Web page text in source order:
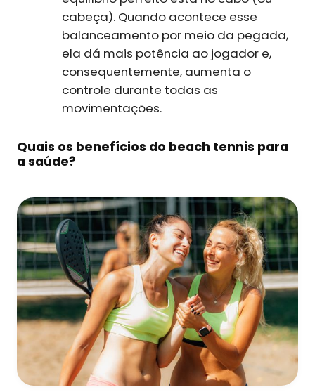
cabeça). Quando acontece esse
balanceamento por meio da pegada,
ela dá mais potência ao jogador e,
consequentemente, aumenta o
controle durante todas as
movimentações.
Quais os benefícios do beach tennis para
a saúde?